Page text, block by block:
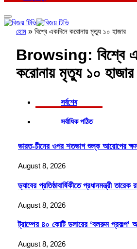
হোম » বিশ্বে একদিনে করোনায় মৃত্যু ১০ হাজার
Browsing: বিশ্বে
করোনায় মৃত্যু ১০ হাজার
সর্বশেষ
সর্বাধিক পঠিত
ভারত-চীনের ওপর শতভাগ শুল্ক আরোপের
August 8, 2026
ড্যাবের প্রতিষ্ঠাবার্ষিকীতে প্রধানমন্ত্রী তারেক
August 8, 2026
ট্রাম্পের ৪০ কোটি ডলারের ‘বলরুম
August 8, 2026